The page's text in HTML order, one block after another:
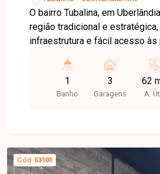
O bairro Tubalina, em
região tradicional e
infraestrutura e fácil acesso
supermercados, escolas,
serviços, oferece praticidade e
pessoas e veículos, sendo
proporcionando alta visibilidade
e fácil acesso aos clientes. O
1
Banho
3
Garagens
62
A.
Cód. 53101